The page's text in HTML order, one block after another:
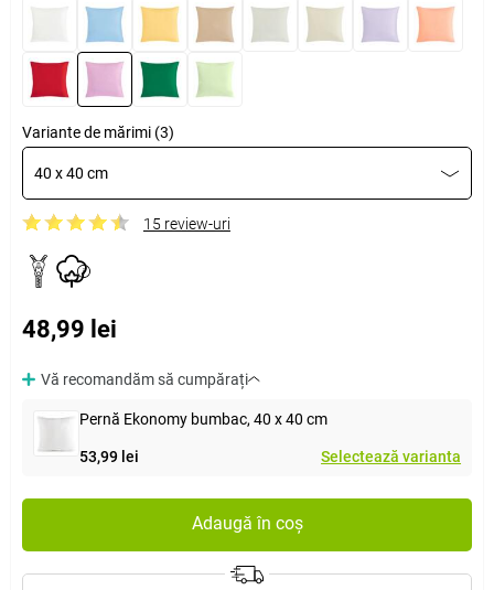
Variante de mărimi (3)
40 x 40 cm
15 review-uri
48,99 lei
Vă recomandăm să cumpărați
Pernă Ekonomy bumbac, 40 x 40 cm
53,99 lei Selectează varianta
Adaugă în coș